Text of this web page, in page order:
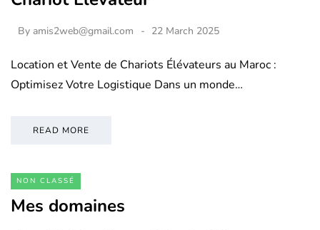
By amis2web@gmail.com 22 March 2025
Location et Vente de Chariots Élévateurs au Maroc :
Optimisez Votre Logistique Dans un monde…
READ MORE
NON CLASSÉ
Mes domaines